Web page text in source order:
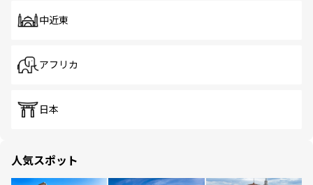
中近東
アフリカ
日本
人気スポット